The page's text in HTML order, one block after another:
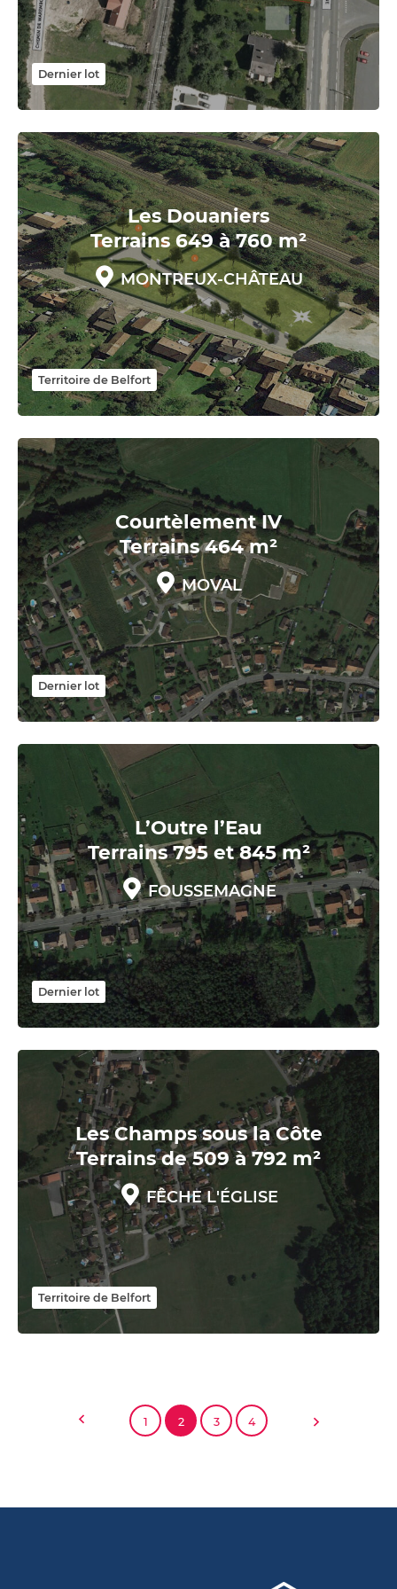
Dernier lot
Les Douaniers
Terrains 649 à 760 m²
MONTREUX-CHÂTEAU
Territoire de Belfort
Courtèlement IV
Terrains 464 m²
MOVAL
Dernier lot
L’Outre l’Eau
Terrains 795 et 845 m²
FOUSSEMAGNE
Dernier lot
Les Champs sous la Côte
Terrains de 509 à 792 m²
FÊCHE L'ÉGLISE
Territoire de Belfort
1 2 3 4